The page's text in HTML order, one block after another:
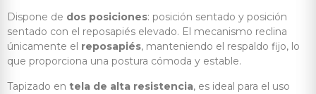
Dispone de dos posiciones: posición sentado y posición
sentado con el reposapiés elevado. El mecanismo reclina
únicamente el reposapiés, manteniendo el respaldo fijo, lo
que proporciona una postura cómoda y estable.
Tapizado en tela de alta resistencia, es ideal para el uso